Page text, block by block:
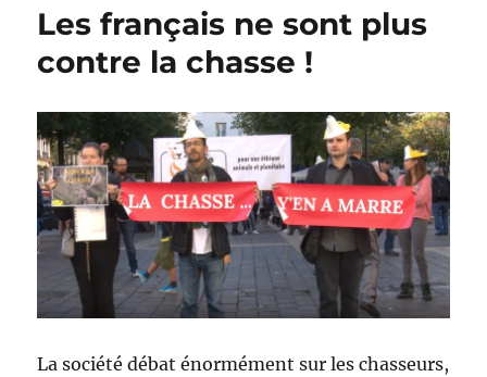
Les français ne sont plus
contre la chasse !
La société débat énormément sur les chasseurs,